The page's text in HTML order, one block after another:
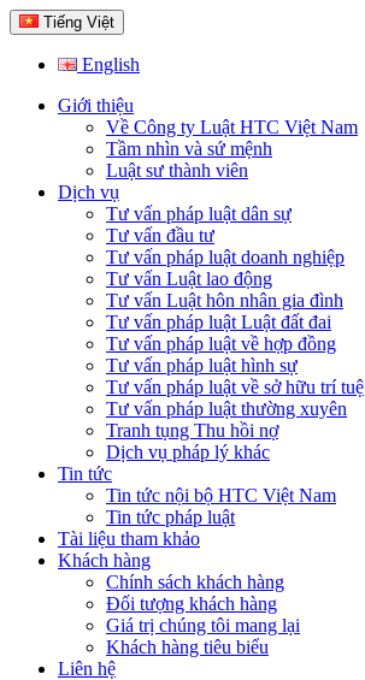
Tiếng Việt
English
Giới thiệu
Về Công ty Luật HTC Việt Nam
Tầm nhìn và sứ mệnh
Luật sư thành viên
Dịch vụ
Tư vấn pháp luật dân sự
Tư vấn đầu tư
Tư vấn pháp luật doanh nghiệp
Tư vấn Luật lao động
Tư vấn Luật hôn nhân gia đình
Tư vấn pháp luật Luật đất đai
Tư vấn pháp luật về hợp đồng
Tư vấn pháp luật hình sự
Tư vấn pháp luật về sở hữu trí tuệ
Tư vấn pháp luật thường xuyên
Tranh tụng Thu hồi nợ
Dịch vụ pháp lý khác
Tin tức
Tin tức nội bộ HTC Việt Nam
Tin tức pháp luật
Tài liệu tham khảo
Khách hàng
Chính sách khách hàng
Đối tượng khách hàng
Giá trị chúng tôi mang lại
Khách hàng tiêu biểu
Liên hệ